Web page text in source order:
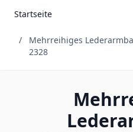
Startseite
/
Mehrreihiges
2328